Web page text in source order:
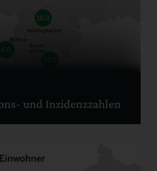
und Inzidenzzahlen